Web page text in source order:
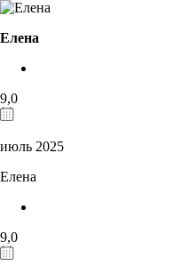
Елена
9,0
июль 2025
Елена
9,0